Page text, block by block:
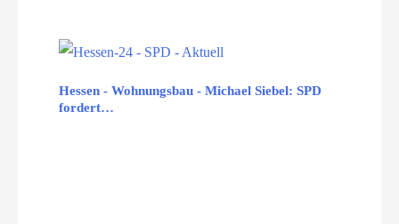
Hessen - Wohnungsbau - Michael Siebel: SPD
fordert…